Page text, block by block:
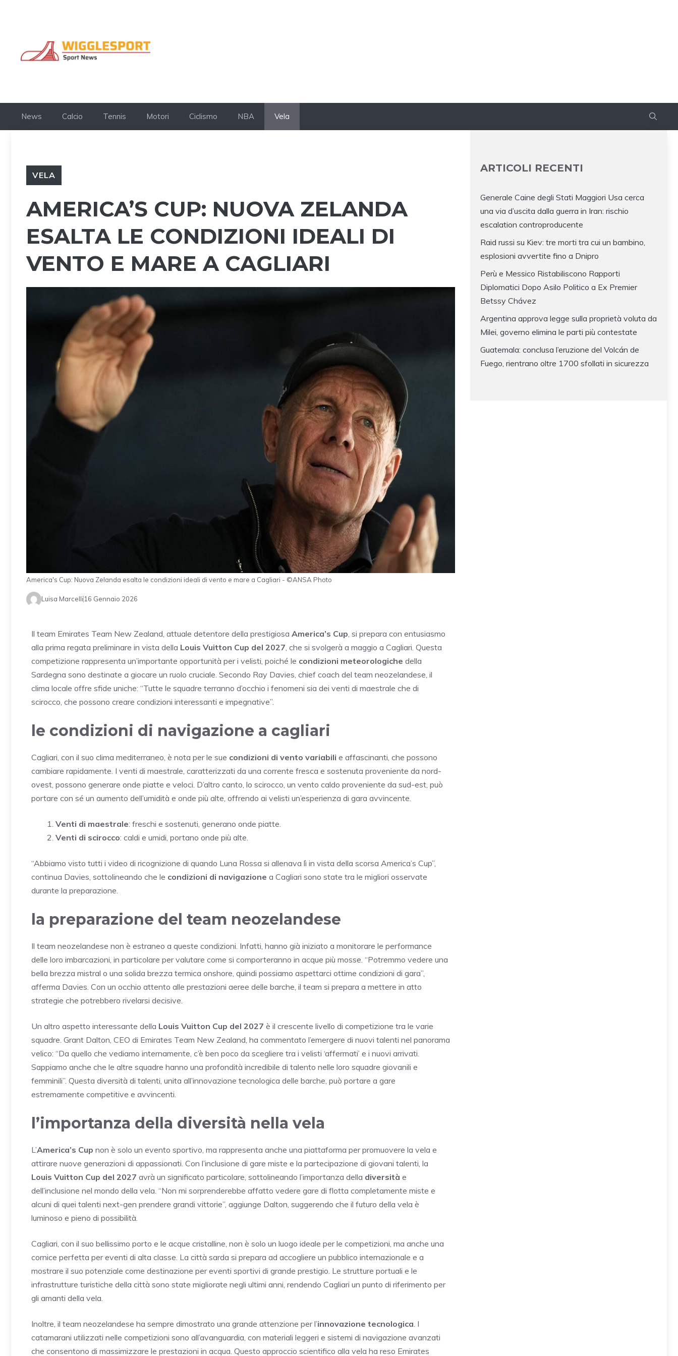
News Calcio Tennis Motori Ciclismo NBA Vela
VELA
AMERICA’S CUP: NUOVA ZELANDA
ESALTA LE CONDIZIONI IDEALI DI
VENTO E MARE A CAGLIARI
America's Cup: Nuova Zelanda esalta le condizioni ideali di vento e mare a Cagliari - ©ANSA Photo
Luisa Marcelli16 Gennaio 2026
Il team Emirates Team New Zealand, attuale detentore della prestigiosa America’s Cup , si prepara con entusiasmo
alla prima regata preliminare in vista della Louis Vuitton Cup del 2027 , che si svolgerà a maggio a Cagliari. Questa
competizione rappresenta un’importante opportunità per i velisti, poiché le condizioni meteorologiche della
Sardegna sono destinate a giocare un ruolo cruciale. Secondo Ray Davies, chief coach del team neozelandese, il
clima locale offre sfide uniche: “Tutte le squadre terranno d’occhio i fenomeni sia dei venti di maestrale che di
scirocco, che possono creare condizioni interessanti e impegnative”.
le condizioni di navigazione a cagliari
Cagliari, con il suo clima mediterraneo, è nota per le sue condizioni di vento variabili e affascinanti, che possono
cambiare rapidamente. I venti di maestrale, caratterizzati da una corrente fresca e sostenuta proveniente da nord-
ovest, possono generare onde piatte e veloci. D’altro canto, lo scirocco, un vento caldo proveniente da sud-est, può
portare con sé un aumento dell’umidità e onde più alte, offrendo ai velisti un’esperienza di gara avvincente.
Venti di maestrale: freschi e sostenuti, generano onde piatte.
Venti di scirocco: caldi e umidi, portano onde più alte.
“Abbiamo visto tutti i video di ricognizione di quando Luna Rossa si allenava lì in vista della scorsa America’s Cup”,
continua Davies, sottolineando che le condizioni di navigazione a Cagliari sono state tra le migliori osservate
durante la preparazione.
la preparazione del team neozelandese
Il team neozelandese non è estraneo a queste condizioni. Infatti, hanno già iniziato a monitorare le performance
delle loro imbarcazioni, in particolare per valutare come si comporteranno in acque più mosse. “Potremmo vedere una
bella brezza mistral o una solida brezza termica onshore, quindi possiamo aspettarci ottime condizioni di gara”,
afferma Davies. Con un occhio attento alle prestazioni aeree delle barche, il team si prepara a mettere in atto
strategie che potrebbero rivelarsi decisive.
Un altro aspetto interessante della Louis Vuitton Cup del 2027 è il crescente livello di competizione tra le varie
squadre. Grant Dalton, CEO di Emirates Team New Zealand, ha commentato l’emergere di nuovi talenti nel panorama
velico: “Da quello che vediamo internamente, c’è ben poco da scegliere tra i velisti ‘affermati’ e i nuovi arrivati.
Sappiamo anche che le altre squadre hanno una profondità incredibile di talento nelle loro squadre giovanili e
femminili”. Questa diversità di talenti, unita all’innovazione tecnologica delle barche, può portare a gare
estremamente competitive e avvincenti.
l’importanza della diversità nella vela
L’America’s Cup non è solo un evento sportivo, ma rappresenta anche una piattaforma per promuovere la vela e
attirare nuove generazioni di appassionati. Con l’inclusione di gare miste e la partecipazione di giovani talenti, la
Louis Vuitton Cup del 2027 avrà un significato particolare, sottolineando l’importanza della diversità e
dell’inclusione nel mondo della vela. “Non mi sorprenderebbe affatto vedere gare di flotta completamente miste e
alcuni di quei talenti next-gen prendere grandi vittorie”, aggiunge Dalton, suggerendo che il futuro della vela è
luminoso e pieno di possibilità.
Cagliari, con il suo bellissimo porto e le acque cristalline, non è solo un luogo ideale per le competizioni, ma anche una
cornice perfetta per eventi di alta classe. La città sarda si prepara ad accogliere un pubblico internazionale e a
mostrare il suo potenziale come destinazione per eventi sportivi di grande prestigio. Le strutture portuali e le
infrastrutture turistiche della città sono state migliorate negli ultimi anni, rendendo Cagliari un punto di riferimento per
gli amanti della vela.
Inoltre, il team neozelandese ha sempre dimostrato una grande attenzione per l’innovazione tecnologica . I
catamarani utilizzati nelle competizioni sono all’avanguardia, con materiali leggeri e sistemi di navigazione avanzati
che consentono di massimizzare le prestazioni in acqua. Questo approccio scientifico alla vela ha reso Emirates
ARTICOLI RECENTI
Generale Caine degli Stati Maggiori Usa cerca
una via d’uscita dalla guerra in Iran: rischio
escalation controproducente
Raid russi su Kiev: tre morti tra cui un bambino,
esplosioni avvertite fino a Dnipro
Perù e Messico Ristabiliscono Rapporti
Diplomatici Dopo Asilo Politico a Ex Premier
Betssy Chávez
Argentina approva legge sulla proprietà voluta da
Milei, governo elimina le parti più contestate
Guatemala: conclusa l’eruzione del Volcán de
Fuego, rientrano oltre 1700 sfollati in sicurezza